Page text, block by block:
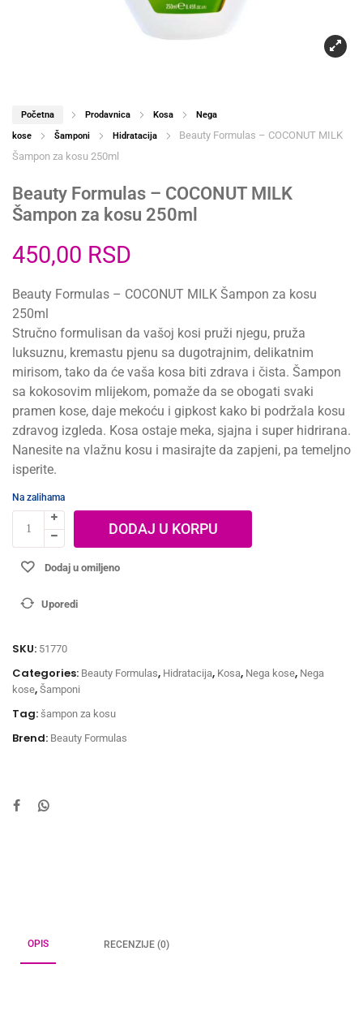
Početna Prodavnica Kosa
Nega
kose
Šamponi Hidratacija
Beauty Formulas – COCONUT MILK
Šampon za kosu 250ml
Beauty Formulas – COCONUT MILK
Šampon za kosu 250ml
450,00 RSD
Beauty Formulas – COCONUT MILK Šampon za kosu
250ml
Stručno formulisan da vašoj kosi pruži njegu, pruža
luksuznu, kremastu pjenu sa dugotrajnim, delikatnim
mirisom, tako da će vaša kosa biti zdrava i čista. Šampon
sa kokosovim mlijekom, pomaže da se obogati svaki
pramen kose, daje mekoću i gipkost kako bi podržala kosu
zdravog izgleda. Kosa ostaje meka, sjajna i super hidrirana.
Nanesite na vlažnu kosu i masirajte da zapjeni, pa temeljno
isperite.
Na zalihama
DODAJ U KORPU
Dodaj u omiljeno
Uporedi
SKU: 51770
Categories: Beauty Formulas, Hidratacija, Kosa, Nega kose, Nega
kose, Šamponi
Tag: šampon za kosu
Brend: Beauty Formulas
OPIS RECENZIJE (0)